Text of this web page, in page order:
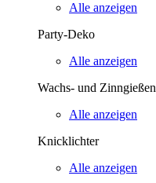
Alle anzeigen
Party-Deko
Alle anzeigen
Wachs- und Zinngießen
Alle anzeigen
Knicklichter
Alle anzeigen